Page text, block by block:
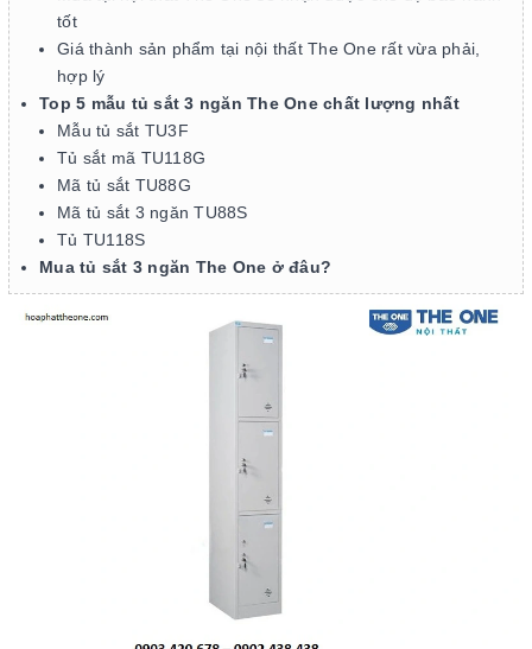
tốt
Giá thành sản phẩm tại nội thất The One rất vừa phải,
hợp lý
Top 5 mẫu tủ sắt 3 ngăn The One chất lượng nhất
Mẫu tủ sắt TU3F
Tủ sắt mã TU118G
Mã tủ sắt TU88G
Mã tủ sắt 3 ngăn TU88S
Tủ TU118S
Mua tủ sắt 3 ngăn The One ở đâu?